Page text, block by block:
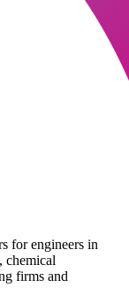
for engineers in
chemical
firms and